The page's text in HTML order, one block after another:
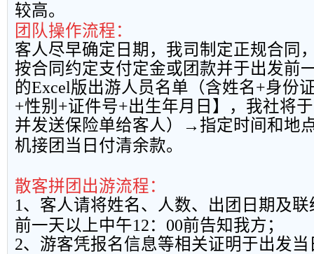
较高。
团队操作流程：
客人尽早确定日期，我司制定正规合同
按合同约定支付定金或团款并于出发前
的Excel版出游人员名单（含姓名+身份
+性别 +证件号+出生年月日】，我社将
并发送保险单给客人）→指定时间和地
机接团当日付清余款。
散客拼团出游流程：
1、客人请将姓名、人数、出团日期及
前一天以上中午12： 00前告知我方；
2、游客凭报名信息等相关证明于出发